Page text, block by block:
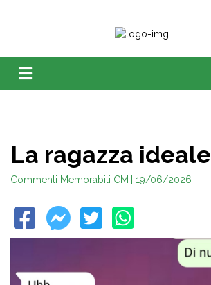
La ragazza ideale
Commenti Memorabili CM | 19/06/2026